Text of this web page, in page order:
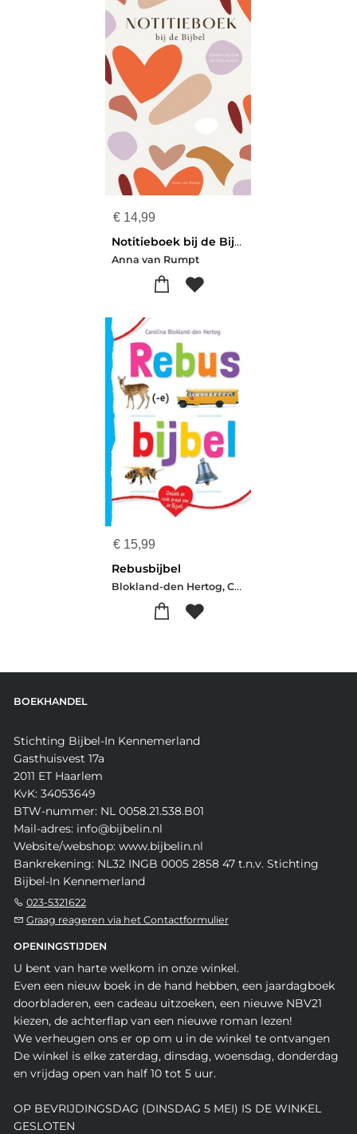
€ 14,99
Notitieboek bij de Bijbel
Anna van Rumpt
€ 15,99
Rebusbijbel
Blokland-den Hertog, Carolina
BOEKHANDEL
Stichting Bijbel-In Kennemerland
Gasthuisvest 17a
2011 ET Haarlem
KvK: 34053649
BTW-nummer: NL 0058.21.538.B01
Mail-adres: info@bijbelin.nl
Website/webshop: www.bijbelin.nl
Bankrekening: NL32 INGB 0005 2858 47 t.n.v. Stichting
Bijbel-In Kennemerland
023-5321622
Graag reageren via het Contactformulier
OPENINGSTIJDEN
U bent van harte welkom in onze winkel.
Even een nieuw boek in de hand hebben, een jaardagboek
doorbladeren, een cadeau uitzoeken, een nieuwe NBV21
kiezen, de achterflap van een nieuwe roman lezen!
We verheugen ons er op om u in de winkel te ontvangen
De winkel is elke zaterdag, dinsdag, woensdag, donderdag
en vrijdag open van half 10 tot 5 uur.
OP BEVRIJDINGSDAG (DINSDAG 5 MEI) IS DE WINKEL
GESLOTEN